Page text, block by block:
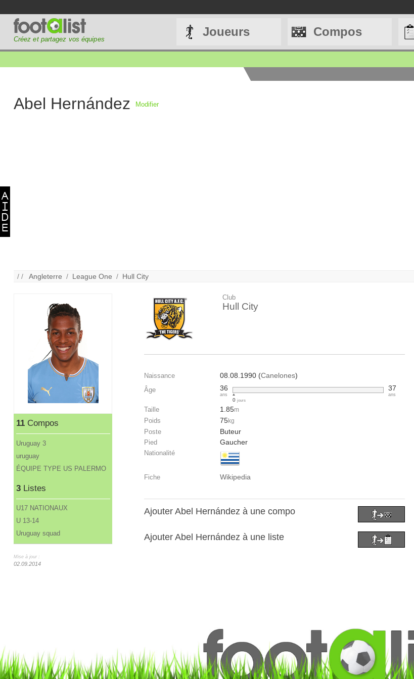
Créez et partagez vos équipes
Joueurs Compos
Abel Hernández Modifier
/ /Angleterre / League One / Hull City
11Compos
Uruguay 3
uruguay
ÉQUIPE TYPE US PALERMO
3Listes
U17 NATIONAUX
U 13-14
Uruguay squad
Mise à jour :
02.09.2014
Club
Hull City
Naissance 08.08.1990 (Canelones)
Âge 36
ans
0 jours
37
ans
Taille 1.85m
Poids 75kg
Poste Buteur
Pied Gaucher
Nationalité
Fiche Wikipedia
Ajouter Abel Hernández à une compo
Ajouter Abel Hernández à une liste